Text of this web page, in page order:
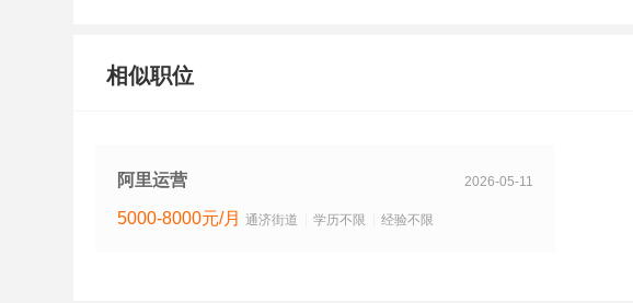
相似职位
阿里运营 2026-05-11
5000-8000元/月 通济街道 学历不限 经验不限